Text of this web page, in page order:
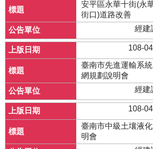
安平區永華十街(永
街口)道路改善
經建
108-
臺南市先進運輸系
網規劃說明會
經建
108-
臺南市中級土壤液
明會